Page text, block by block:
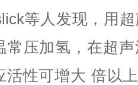
等人发现，用
常压加氢，在超
活性可增大 倍以